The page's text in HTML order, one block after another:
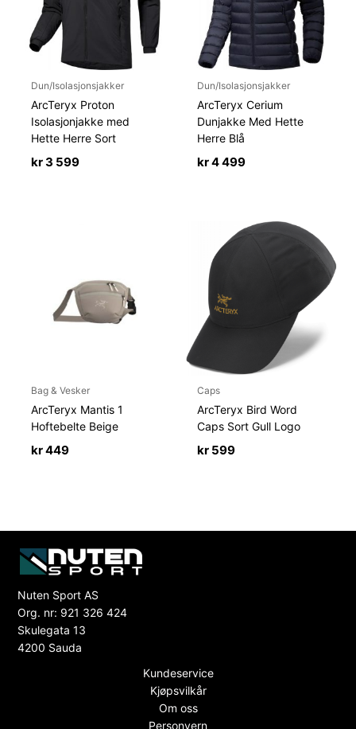
Dun/Isolasjonsjakker
ArcTeryx Proton
Isolasjonjakke med
Hette Herre Sort
kr3 599
Dun/Isolasjonsjakker
ArcTeryx Cerium
Dunjakke Med Hette
Herre Blå
kr4 499
Bag & Vesker
ArcTeryx Mantis 1
Hoftebelte Beige
kr449
Caps
ArcTeryx Bird Word
Caps Sort Gull Logo
kr 599
Nuten Sport AS
Org. nr: 921 326 424
Skulegata 13
4200 Sauda
Kundeservice
Kjøpsvilkår
Om oss
Personvern